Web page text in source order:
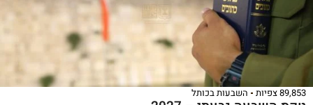
89,853 צפיות השבעות בכותל